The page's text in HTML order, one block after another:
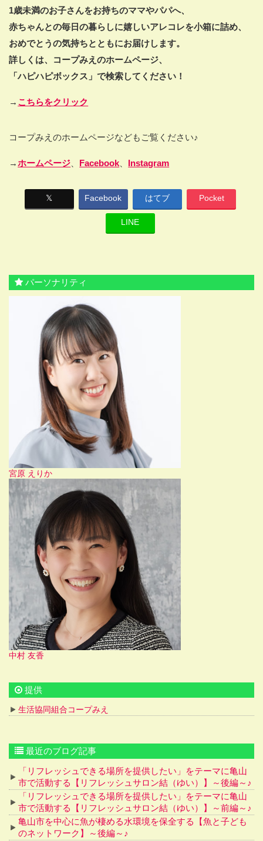
1歳未満のお子さんをお持ちのママやパパへ、
赤ちゃんとの毎日の暮らしに嬉しいアレコレを小箱に詰め、
おめでとうの気持ちとともにお届けします。
詳しくは、コープみえのホームページ、
「ハピハピボックス」で検索してください！
→ こちらをクリック
コープみえのホームページなどもご覧ください♪
→ホームページ Facebook Instagram
𝕏 Facebook はてブ Pocket
LINE
パーソナリティ
宮原 えりか
中村 友香
提供
生活協同組合コープみえ
最近のブログ記事
「リフレッシュできる場所を提供したい」をテーマに亀山
市で活動する【リフレッシュサロン結（ゆい）】～後編～♪
「リフレッシュできる場所を提供したい」をテーマに亀山
市で活動する【リフレッシュサロン結（ゆい）】～前編～♪
亀山市を中心に魚が棲める水環境を保全する【魚と子ども
のネットワーク】～後編～♪